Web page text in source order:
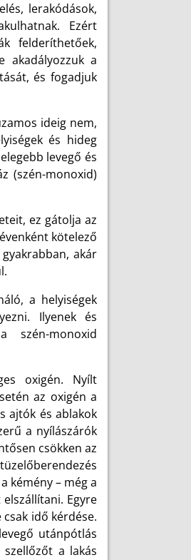
lerakódások,
Ezért
felderíthetőek,
akadályozzuk a
és fogadjuk
ideig nem,
és hideg
levegő és
(szén-monoxid)
ez gátolja az
kötelező
akár
a helyiségek
Ilyenek és
szén-monoxid
oxigén. Nyílt
az oxigén a
ajtók és ablakok
a nyílászárók
csökken az
kémény – még a
Egyre
idő kérdése.
utánpótlás
a lakás